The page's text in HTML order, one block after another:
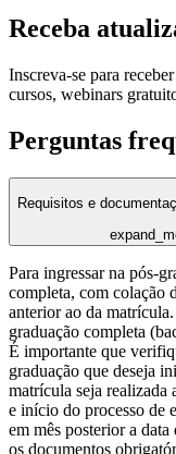
Receba
Inscreva-se para
cursos, webinars
Perguntas
Requisitos e
Para ingressar na pós-
completa, com colação
anterior ao da
graduação completa
É importante que
graduação que deseja
matrícula seja realizada
e início do processo de
em mês posterior a
os documentos